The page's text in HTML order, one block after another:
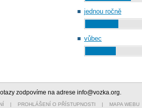
jednou ročně
vůbec
zodpovíme na adrese info@vozka.org.
| PROHLÁŠENÍ O PŘÍSTUPNOSTI | MAPA WEBU